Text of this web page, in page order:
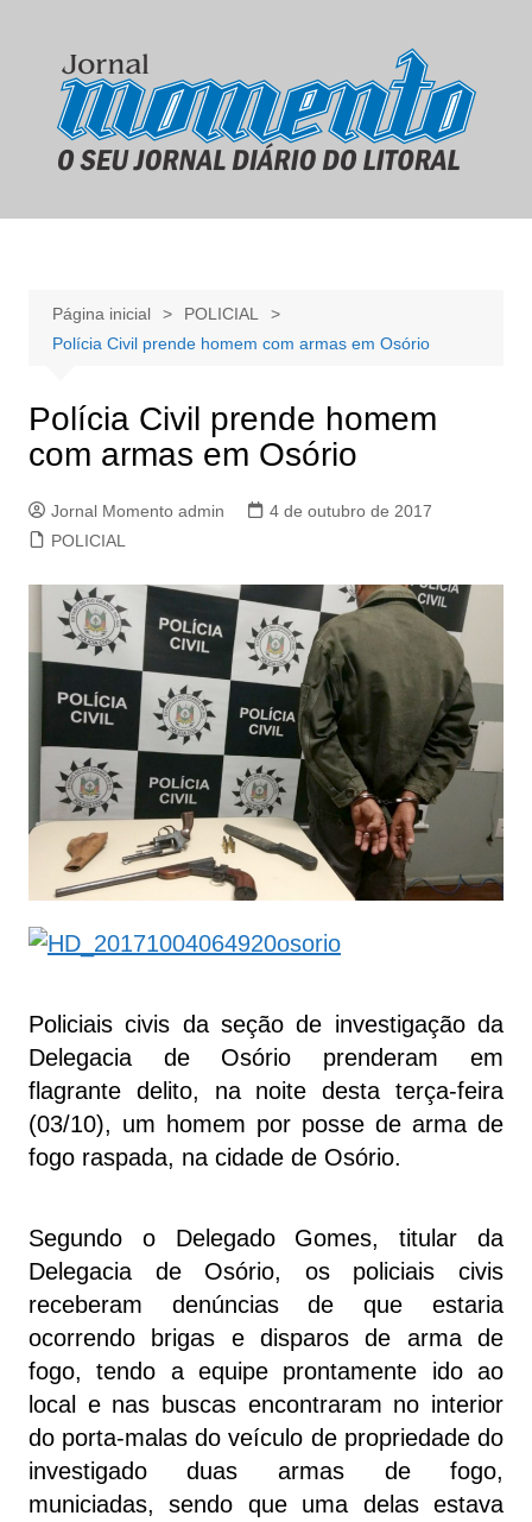
conteúdo
Página inicial
POLICIAL
Polícia Civil prende homem com armas em Osório
Polícia Civil prende homem
com armas em Osório
Jornal Momento admin
4 de outubro de 2017
POLICIAL
Policiais civis da seção de investigação da
Delegacia de Osório prenderam em
flagrante delito, na noite desta terça-feira
(03/10), um homem por posse de arma de
fogo raspada, na cidade de Osório.
Segundo o Delegado Gomes, titular da
Delegacia de Osório, os policiais civis
receberam denúncias de que estaria
ocorrendo brigas e disparos de arma de
fogo, tendo a equipe prontamente ido ao
local e nas buscas encontraram no interior
do porta-malas do veículo de propriedade do
investigado duas armas de fogo,
municiadas, sendo que uma delas estava